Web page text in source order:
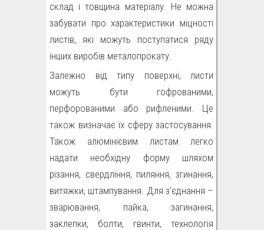
склад і товщина матеріалу. Не можна
забувати про характеристики міцності
листів, які можуть поступатися ряду
інших виробів металопрокату.
Залежно від типу поверхні, листи
можуть бути гофрованими,
перфорованими або рифленими. Це
також визначає їх сферу застосування.
Також алюмінієвим листам легко
надати необхідну форму шляхом
різання, свердління, пиляння, згинання,
витяжки, штампування. Для з'єднання –
зварювання, пайка, загинання,
заклепки, болти, гвинти, технологія